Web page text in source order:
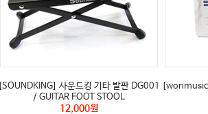
[SOUNDKING] 사운드킹 기타 발판 DG001
/ GUITAR FOOT STOOL
12,000원